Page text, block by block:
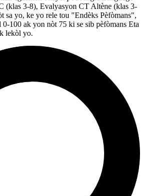
(klas 3-8), Evalyasyon CT Altène (klas 3-
sa yo, ke yo rele tou "Endèks Pèfòmans",
100 ak yon nòt 75 ki se sib pèfòmans Eta
lekòl yo.